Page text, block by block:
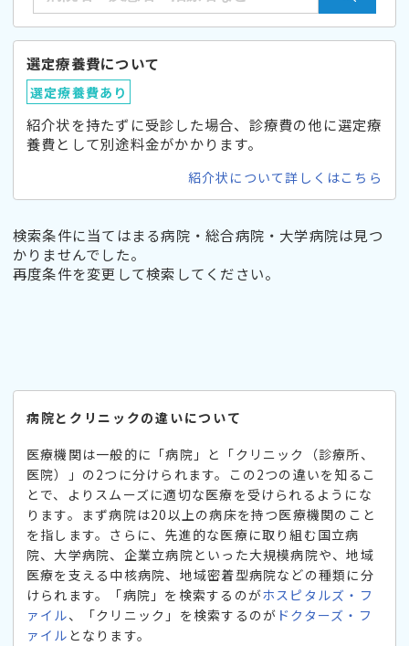
選定療養費について
選定療養費あり
紹介状を持たずに受診した場合、診療費の他に選定療
養費として別途料金がかかります。
紹介状について詳しくはこちら
検索条件に当てはまる病院・総合病院・大学病院は見つ
かりませんでした。
再度条件を変更して検索してください。
病院とクリニックの違いについて
医療機関は一般的に「病院」と「クリニック（診療所、
医院）」の2つに分けられます。この2つの違いを知るこ
とで、よりスムーズに適切な医療を受けられるようにな
ります。まず病院は20以上の病床を持つ医療機関のこと
を指します。さらに、先進的な医療に取り組む国立病
院、大学病院、企業立病院といった大規模病院や、地域
医療を支える中核病院、地域密着型病院などの種類に分
けられます。「病院」を検索するのがホスピタルズ・フ
ァイル、「クリニック」を検索するのが ドクターズ・フ
ァイル となります。